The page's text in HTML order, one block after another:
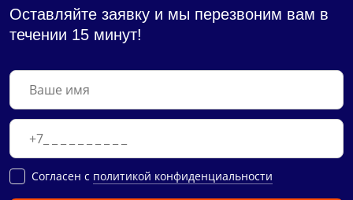
Оставляйте заявку и мы перезвоним вам в
течении 15 минут!
Cогласен с политикой конфиденциальности